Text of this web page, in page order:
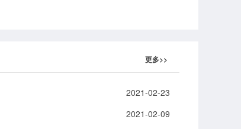
更多>>
2021-02-23
2021-02-09